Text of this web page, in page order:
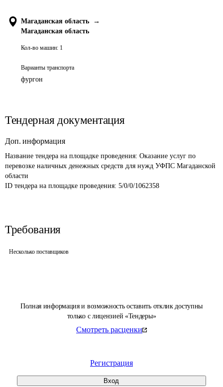
Полная информация и возможность оставить отклик доступны
только с лицензией «Тендеры»
Смотреть расценки
Регистрация
Вход
Магаданская область
→
Магаданская область
Кол-во машин: 1
Варианты транспорта
фургон
Тендерная документация
Доп. информация
Название тендера на площадке проведения: Оказание услуг по
перевозке наличных денежных средств для нужд УФПС Магаданской
области
ID тендера на площадке проведения: 5/0/0/1062358
Требования
Несколько поставщиков